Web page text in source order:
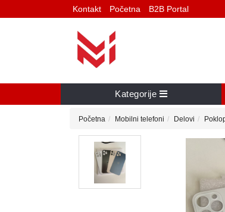
Kontakt Početna B2B Portal
Kategorije
Početna Mobilni telefoni Delovi